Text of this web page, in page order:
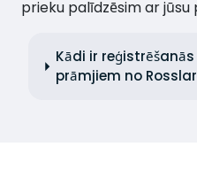
prieku palīdzēsim ar jūsu
Kādi ir
prāmjiem no